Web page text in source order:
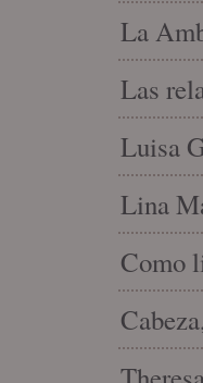
La
Las
Luisa
Lina
Como